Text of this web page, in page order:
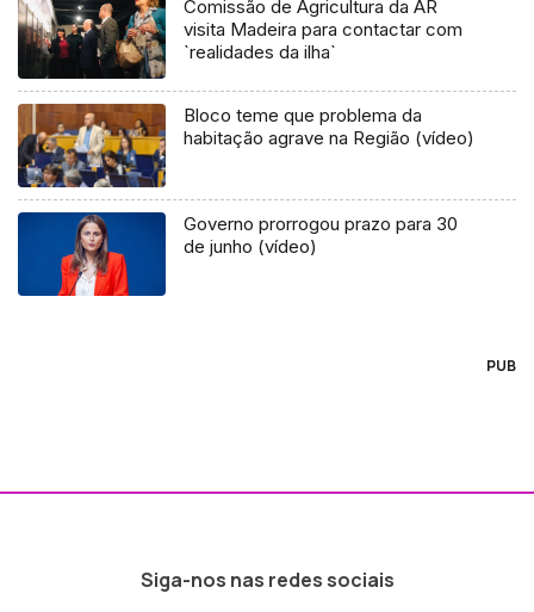
Comissão de Agricultura da AR
visita Madeira para contactar com
`realidades da ilha`
Bloco teme que problema da
habitação agrave na Região (vídeo)
Governo prorrogou prazo para 30
de junho (vídeo)
PUB
Siga-nos nas redes sociais